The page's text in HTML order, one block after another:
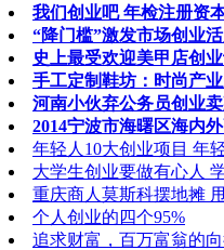
我们创业吧 年检注册资
“降门槛”激发市场创业
史上最受欢迎美甲店创
手工定制鞋坊：时尚产
河南小伙弃公务员创业
2014宁波市海曙区海内
年轻人10大创业项目 年
大学生创业要做有心人
重庆商人莫斯科摆地摊
个人创业的四个95%
追求财富，百万富翁的